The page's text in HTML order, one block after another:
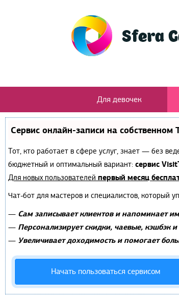
Для девочек
Сервис онлайн-записи на собственном
Тот, кто работает в сфере услуг, знает — без
бюджетный и оптимальный вариант: сервис
Для новых пользователей первый месяц
Чат-бот для мастеров и специалистов, который
— Сам записывает клиентов и напоминает
— Персонализирует скидки, чаевые, кэшбэк
— Увеличивает доходимость и помогает
Начать пользоваться сервисом